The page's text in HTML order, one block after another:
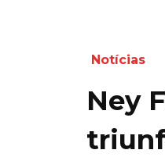
Notícias
Ney